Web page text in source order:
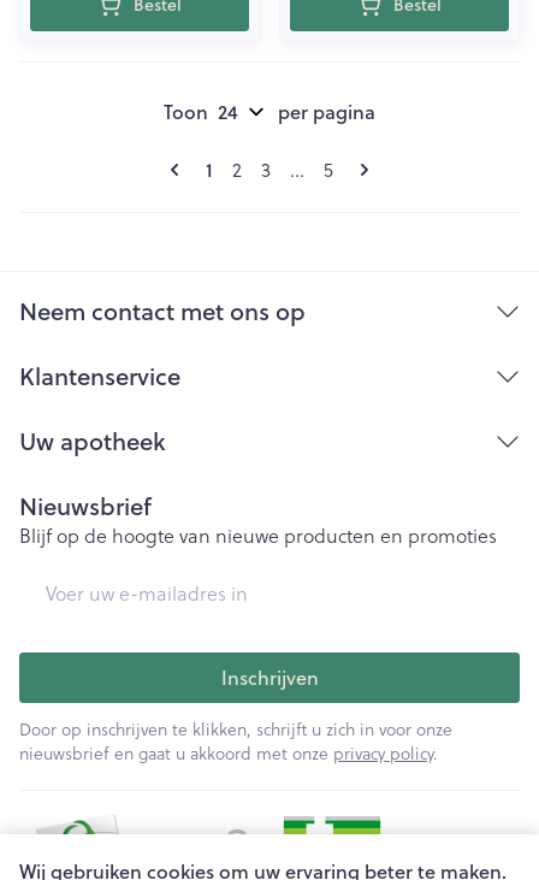
Wij gebruiken cookies om uw ervaring beter te maken.
Pagina's
U lees momenteel pagina
1 Pagina
2 Pagina
3 ... Pagina
5
Toon per pagina
Neem contact met ons op
Klantenservice
Uw apotheek
Nieuwsbrief
Blijf op de hoogte van nieuwe producten en promoties
Inschrijven
Door op inschrijven te klikken, schrijft u zich in voor onze
nieuwsbrief en gaat u akkoord met onze privacy policy.